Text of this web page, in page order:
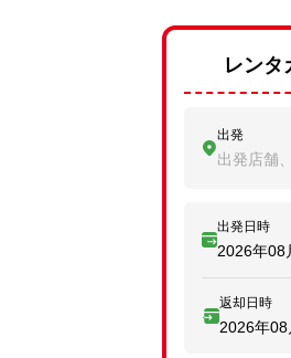
レンタ
出発
出発店舗
出発日時
2026年08
返却日時
2026年